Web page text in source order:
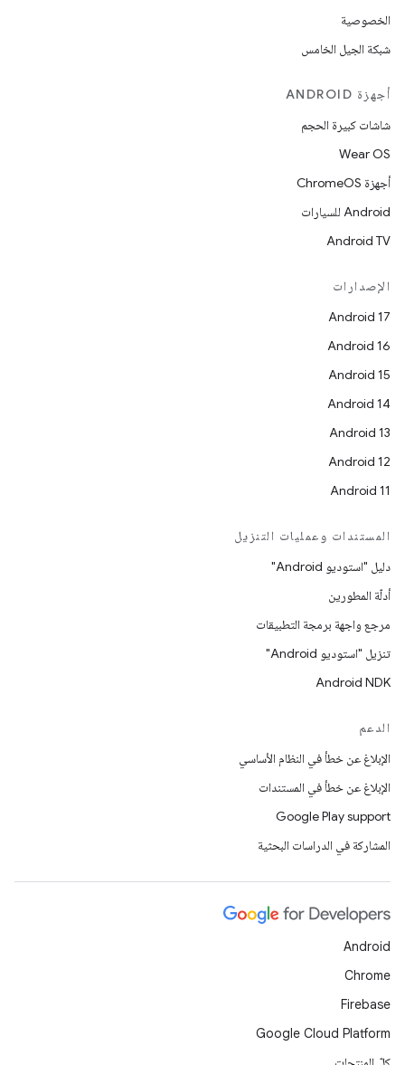
الخصوصية
شبكة الجيل الخامس
أجهزة ANDROID
شاشات كبيرة الحجم
Wear OS
أجهزة ChromeOS
Android للسيارات
Android TV
الإصدارات
Android 17
Android 16
Android 15
Android 14
Android 13
Android 12
Android 11
المستندات وعمليات التنزيل
دليل "استوديو Android"
أدلّة المطورين
مرجع واجهة برمجة التطبيقات
تنزيل "استوديو Android"
Android NDK
الدعم
الإبلاغ عن خطأ في النظام الأساسي
الإبلاغ عن خطأ في المستندات
Google Play support
المشاركة في الدراسات البحثية
Android
Chrome
Firebase
Google Cloud Platform